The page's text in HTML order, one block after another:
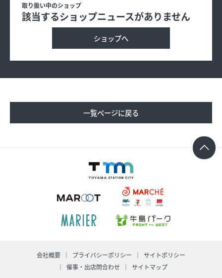
プロフィール
富山のおみやげ
オフィシャルアカウント
ショップ求人情報
取り扱い中のショップ
該当するショップニュースがありません
ショップへ
一覧ページに戻る
会社概要 プライバシーポリシー
サイトポリシー
催事・出店問合わせ
サイトマップ